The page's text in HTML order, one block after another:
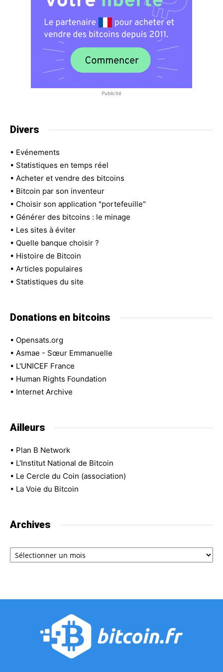
Publicité
Divers
• Evénements
• Statistiques en temps réel
• Acheter et vendre des bitcoins
• Bitcoin par son inventeur
• Choisir son application "portefeuille"
• Générer des bitcoins : le minage
• Les sites à éviter
• Quelle banque choisir ?
• Histoire de Bitcoin
• Articles populaires
• Statistiques du site
Donations en bitcoins
• Opensats.org
• Asmae - Sœur Emmanuelle
• L'UNICEF France
• Human Rights Foundation
• Internet Archive
Ailleurs
• Plan B Network
• L'Institut National de Bitcoin
• Le Cercle du Coin (association)
• La Voie du Bitcoin
Archives
Archives